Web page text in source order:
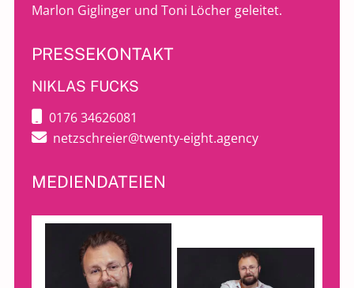
Marlon Giglinger und Toni Löcher geleitet.
PRESSEKONTAKT
NIKLAS FUCKS
0176 34626081
netzschreier@twenty-eight.agency
MEDIENDATEIEN